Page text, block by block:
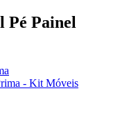
Pé Painel